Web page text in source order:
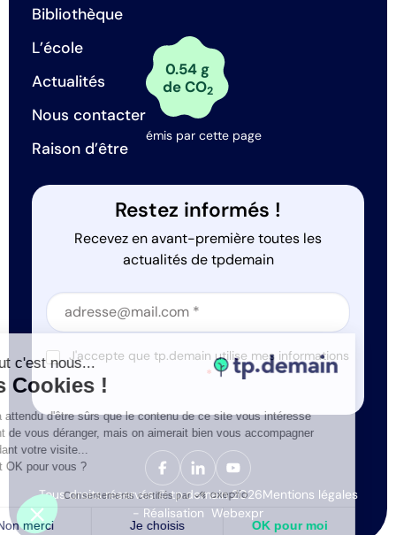
Bibliothèque
L’école
Actualités
Nous contacter
Raison d’être
0.54 g
de CO2
émis par cette page
Restez informés !
Recevez en avant-première toutes les
actualités de tpdemain
Section
Section
J'accepte que tp.demain utilise mes informations
*
Tous droits réservés © tp.demain 2026Mentions légales
- Réalisation Webexpr
Salut c'est nous...
les Cookies !
On a attendu d'être sûrs que le contenu de ce site vous intéresse
avant de vous déranger, mais on aimerait bien vous accompagner
pendant votre visite...
C'est OK pour vous ?
Consentements certifiés par
Non merci Je choisis OK pour moi